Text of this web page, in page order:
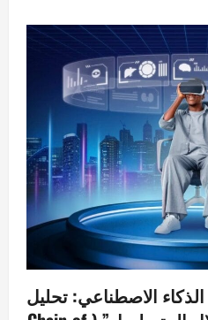
الاصطناعي: تحليل